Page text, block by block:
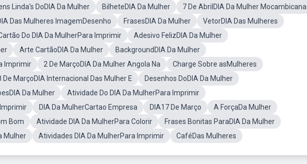
Linda's DoDIA Da Mulher BilheteDIA Da Mulher
7 De AbrilDIA Da Mulher Mocambicana
Das Mulheres ImagemDesenho FrasesDIA Da Mulher
VetorDIA Das Mulheres
Do DIA Da MulherPara Imprimir
Adesivo FelizDIA Da Mulher
Arte CartãoDIA Da Mulher
BackgroundDIA Da Mulher
Imprimir
2 De MarçoDIA Da Mulher Angola Na
Charge Sobre asMulheres
De MarçoDIA Internacional Das Mulher E
Desenhos DoDIA Da Mulher
Da Mulher
Atividade Do DIA Da MulherPara Imprimir
DIA Da MulherCartao Empresa DIA17 De Março
A ForçaDa Mulher
Bom
Atividade DIA Da MulherPara Colorir
Frases Bonitas ParaDIA Da Mulher
Mulher
Atividades DIA Da MulherPara Imprimir CaféDas Mulheres